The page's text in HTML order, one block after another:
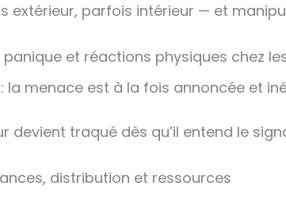
extérieur, parfois intérieur — et
et réactions physiques chez
la menace est à la fois annoncée et
devient traqué dès qu’il entend le
distribution et ressources